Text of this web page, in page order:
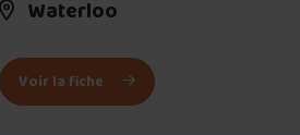
Waterloo
Voir la fiche : Robin – Bière Naturelle